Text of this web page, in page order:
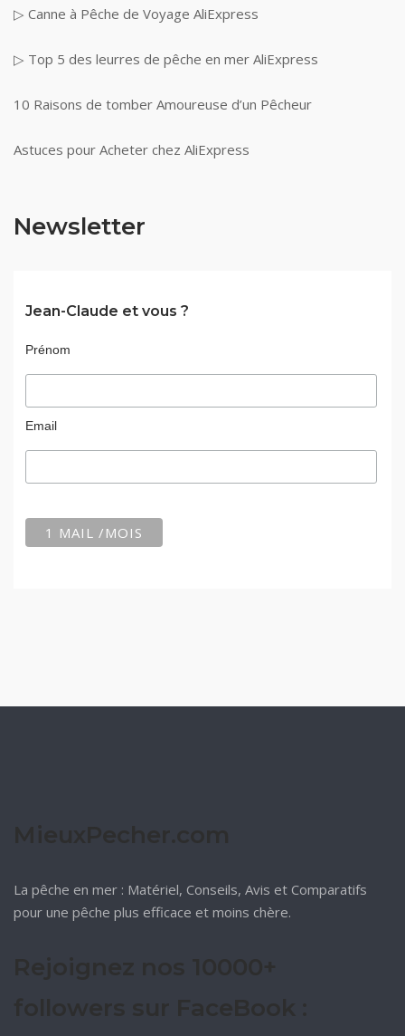
▷ Canne à Pêche de Voyage AliExpress
▷ Top 5 des leurres de pêche en mer AliExpress
10 Raisons de tomber Amoureuse d’un Pêcheur
Astuces pour Acheter chez AliExpress
Newsletter
Jean-Claude et vous ?
Prénom
Email
La pêche en mer : Matériel, Conseils, Avis et Comparatifs
pour une pêche plus efficace et moins chère.